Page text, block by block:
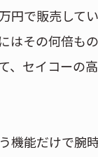
円で販売して
はその何倍も
、セイコーの
機能だけで